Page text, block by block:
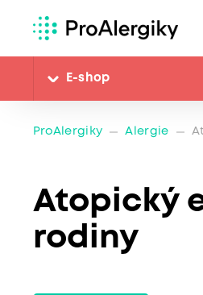
E-shop
ProAlergiky Alergie
Atopický
rodiny